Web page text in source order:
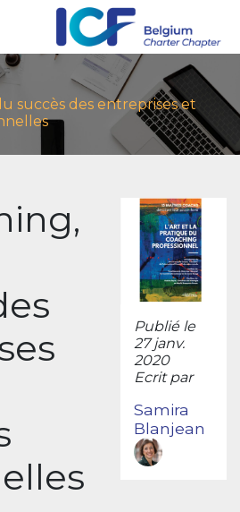
succès des entreprises et
Publié le
27 janv.
2020
Ecrit par
Samira
Blanjean